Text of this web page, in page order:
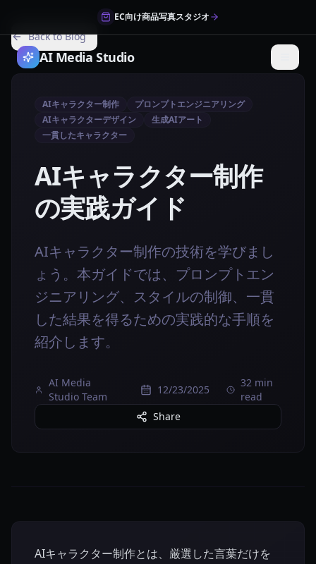
EC向け商品写真スタジオ
AI Media Studio
Back to Blog
AIキャラクター制作
プロンプトエンジニアリング
AIキャラクターデザイン
生成AIアート
一貫したキャラクター
AIキャラクター制作
の実践ガイド
AIキャラクター制作の技術を学びまし
ょう。本ガイドでは、プロンプトエン
ジニアリング、スタイルの制御、一貫
した結果を得るための実践的な手順を
紹介します。
AI Media
Studio Team
12/23/2025
32 min
read
Share
AIキャラクター制作とは、厳選した言葉だけを